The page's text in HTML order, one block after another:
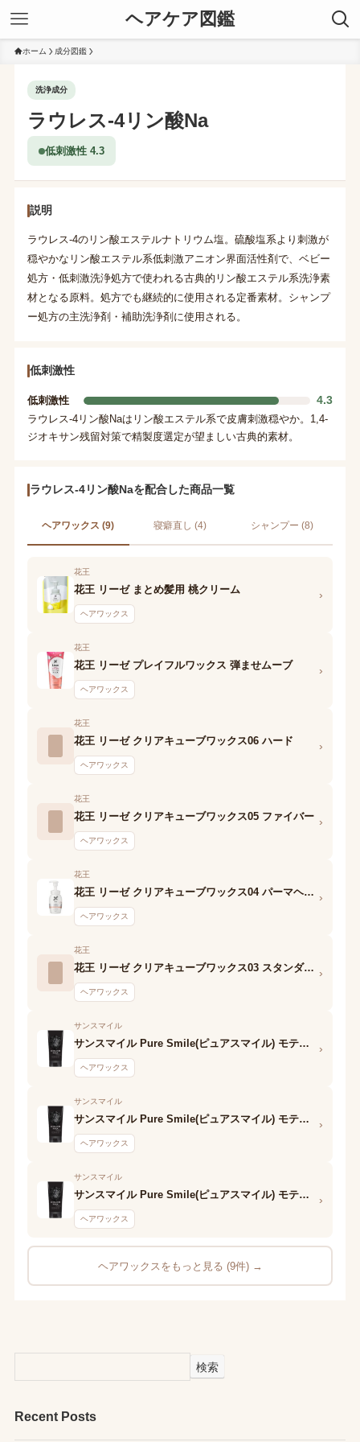
ヘアケア図鑑
ホーム 成分図鑑
洗浄成分
ラウレス-4リン酸Na
低刺激性 4.3
説明
ラウレス-4のリン酸エステルナトリウム塩。硫酸塩系より刺激が
穏やかなリン酸エステル系低刺激アニオン界面活性剤で、ベビー
処方・低刺激洗浄処方で使われる古典的リン酸エステル系洗浄素
材となる原料。処方でも継続的に使用される定番素材。シャンプ
ー処方の主洗浄剤・補助洗浄剤に使用される。
低刺激性
低刺激性 4.3
ラウレス-4リン酸Naはリン酸エステル系で皮膚刺激穏やか。1,4-
ジオキサン残留対策で精製度選定が望ましい古典的素材。
ラウレス-4リン酸Naを配合した商品一覧
ヘアワックス (9) 寝癖直し (4) シャンプー (8)
花王
花王 リーゼ まとめ髪用 桃クリーム
ヘアワックス
›
花王
花王 リーゼ プレイフルワックス 弾ませムーブ
ヘアワックス
›
花王
花王 リーゼ クリアキューブワックス06 ハード
ヘアワックス
›
花王
花王 リーゼ クリアキューブワックス05 ファイバー
ヘアワックス
›
花王
花王 リーゼ クリアキューブワックス04 パーマヘア用
ヘアワックス
›
花王
花王 リーゼ クリアキューブワックス03 スタンダード
ヘアワックス
›
サンスマイル
サンスマイル Pure Smile(ピュアスマイル) モテワックス ヘアカラーワックス(レッド)
ヘアワックス
›
サンスマイル
サンスマイル Pure Smile(ピュアスマイル) モテワックス ヘアカラーワックス(シルバー)
ヘアワックス
›
サンスマイル
サンスマイル Pure Smile(ピュアスマイル) モテワックス ヘアカラーワックス(ゴールド)
ヘアワックス
›
ヘアワックスをもっと見る (9件) →
検索
Recent Posts